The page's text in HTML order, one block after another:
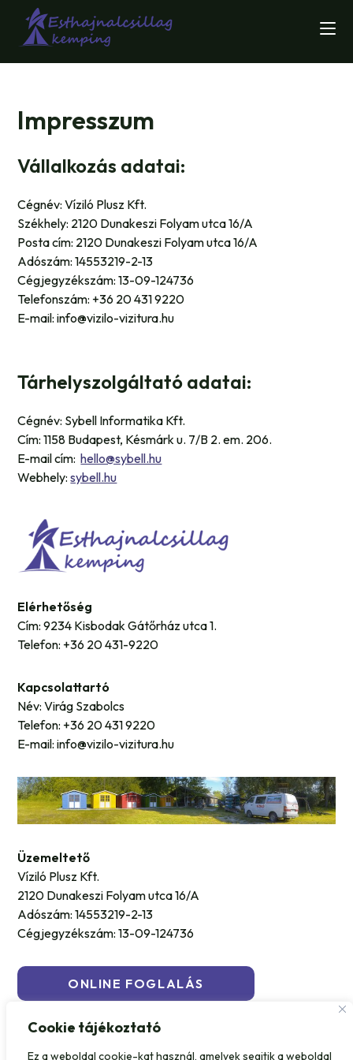
Cookie tájékoztató
Ez a weboldal cookie-kat használ, amelyek segitik a weboldal
content
Impresszum
Vállalkozás adatai:
Cégnév: Víziló Plusz Kft.
Székhely: 2120 Dunakeszi Folyam utca 16/A
Posta cím: 2120 Dunakeszi Folyam utca 16/A
Adószám: 14553219-2-13
Cégjegyzékszám: 13-09-124736
Telefonszám: +36 20 431 9220
E-mail: info@vizilo-vizitura.hu
Tárhelyszolgáltató adatai:
Cégnév: Sybell Informatika Kft.
Cím: 1158 Budapest, Késmárk u. 7/B 2. em. 206.
E-mail cím:hello@sybell.hu
Webhely:sybell.hu
Elérhetőség
Cím: 9234 Kisbodak Gátőrház utca 1.
Telefon: +36 20 431-9220
Kapcsolattartó
Név: Virág Szabolcs
Telefon: +36 20 431 9220
E-mail: info@vizilo-vizitura.hu
Üzemeltető
Víziló Plusz Kft.
2120 Dunakeszi Folyam utca 16/A
Adószám: 14553219-2-13
Cégjegyzékszám: 13-09-124736
ONLINE FOGLALÁS